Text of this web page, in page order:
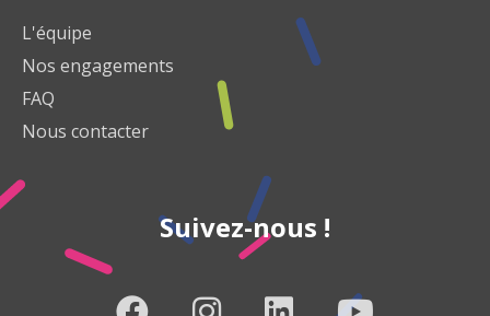
L'équipe
Nos engagements
FAQ
Nous contacter
Suivez-nous !